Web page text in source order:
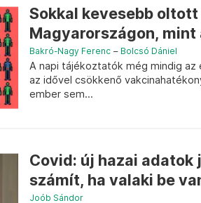
Sokkal kevesebb
Magyarországon,
Bakró-Nagy Ferenc – Bolcsó Dániel
A napi tájékoztatók még mindig
az idővel csökkenő
ember sem...
Covid: új hazai
számít, ha valaki be
Joób Sándor